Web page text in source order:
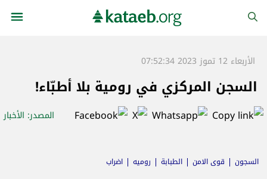
الأربعاء 12 تموز 2023 07:52:34
السجن المركزي في رومية بلا أطبّاء!
المصدر: الأخبار
السجون قوى الامن الطبابة روميه اضراب